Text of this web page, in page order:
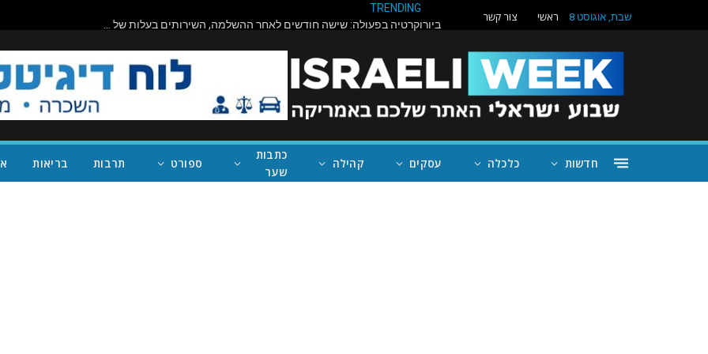
שבת, אוגוסט 8 ראשי צור קשר
TRENDING
ביורוקרטיה בפעולה: שישה חודשים לאחר ההשלמה, השירותים בעלות של מיליון דולר בראניון קניון – במחוז של נית'יה ראמן – עדיין סגורים
חדשות כלכלה עסקים קהילה
כתבות
שער
ספורט תרבות בריאות